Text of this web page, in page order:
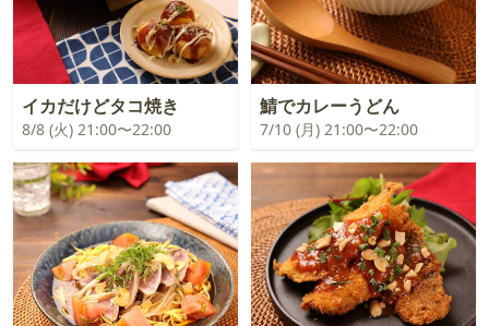
イカだけどタコ焼き
8/8 (火) 21:00〜22:00
鯖でカレーうどん
7/10 (月) 21:00〜22:00